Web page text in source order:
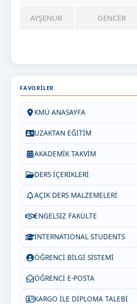
AYŞENUR GENCER
FAVORILER
KMÜ ANASAYFA
UZAKTAN EĞİTİM
AKADEMİK TAKVİM
DERS İÇERİKLERİ
AÇIK DERS MALZEMELERİ
ENGELSİZ FAKÜLTE
INTERNATIONAL STUDENTS
ÖĞRENCİ BİLGİ SİSTEMİ
ÖĞRENCİ E-POSTA
KARGO İLE DİPLOMA TALEBİ